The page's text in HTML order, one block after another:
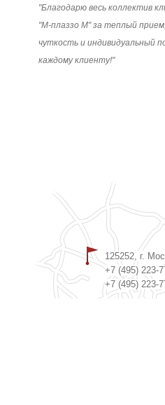
"Благодарю весь коллектив
"М-плаззо М" за теплый
чуткость и индивидуальный
каждому клиенту!"
125252, г.
+7 (495) 223-
+7 (495) 223-